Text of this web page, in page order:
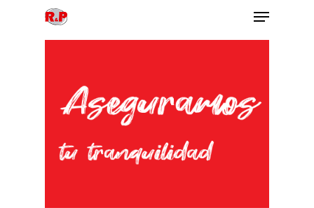
Hit enter to search or ESC to close